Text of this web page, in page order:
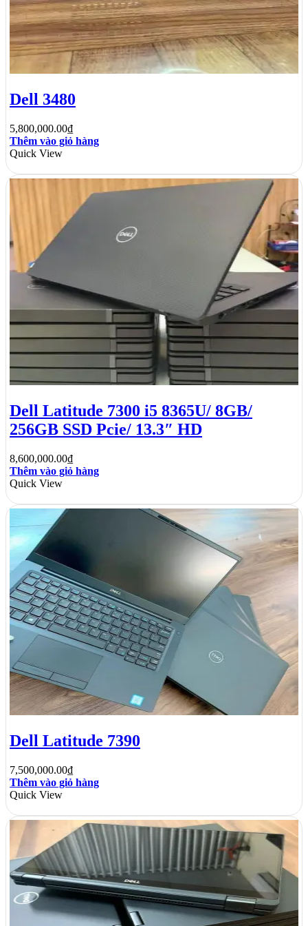
Dell 3480
5,800,000.00₫
Thêm vào giỏ hàng
Quick View
Dell Latitude 7300 i5 8365U/ 8GB/
256GB SSD Pcie/ 13.3″ HD
8,600,000.00₫
Thêm vào giỏ hàng
Quick View
Dell Latitude 7390
7,500,000.00₫
Thêm vào giỏ hàng
Quick View